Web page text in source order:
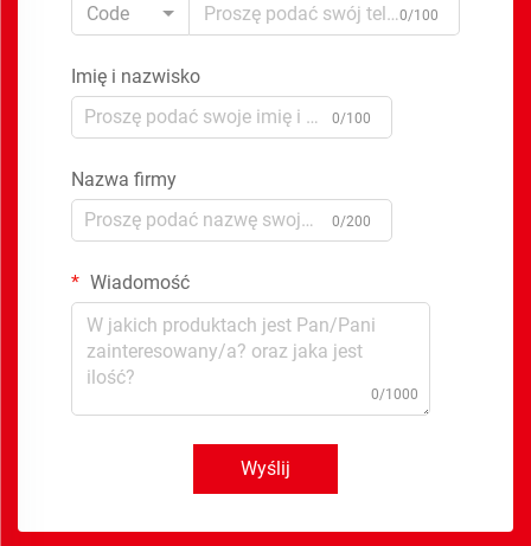
Code
0/100
Imię i nazwisko
0/100
Nazwa firmy
0/200
Wiadomość
0/1000
Wyślij